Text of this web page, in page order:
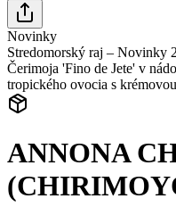
Novinky
Stredomorský raj – Novinky
Čerimoja 'Fino de Jete' v
tropického ovocia s
ANNONA